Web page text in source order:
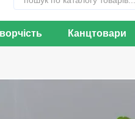
Канцтовари